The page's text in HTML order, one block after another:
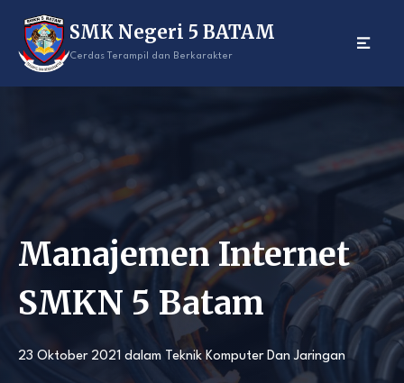
content
SMK Negeri 5 BATAM
Cerdas Terampil dan Berkarakter
Manajemen Internet
SMKN 5 Batam
23 Oktober 2021 dalam Teknik Komputer Dan Jaringan